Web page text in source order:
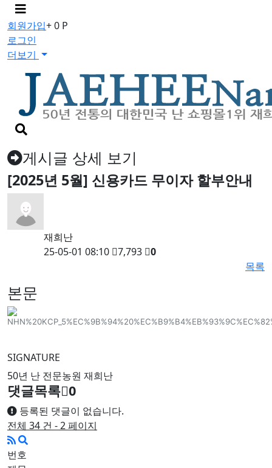
메
뉴
버
튼
회원가입+ 0 P
로그인
더보기
검
색
버
튼게시글 상세 보기
[2025년 5월] 신용카드 무이자 할부안내
재희난
25-05-01 08:10
7,793
0
목록
본문
SIGNATURE
50년 난 전문농원 재희난
댓글목록 0
등록된 댓글이 없습니다.
전체 34 건 - 2 페이지
번호